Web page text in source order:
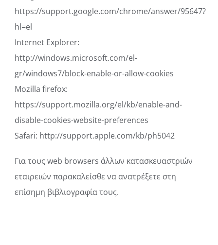
https://support.google.com/chrome/answer/95647?
hl=el
Internet Explorer:
http://windows.microsoft.com/el-
gr/windows7/block-enable-or-allow-cookies
Mozilla firefox:
https://support.mozilla.org/el/kb/enable-and-
disable-cookies-website-preferences
Safari: http://support.apple.com/kb/ph5042
Για τους web browsers άλλων κατασκευαστριών
εταιρειών παρακαλείσθε να ανατρέξετε στη
επίσημη βιβλιογραφία τους.